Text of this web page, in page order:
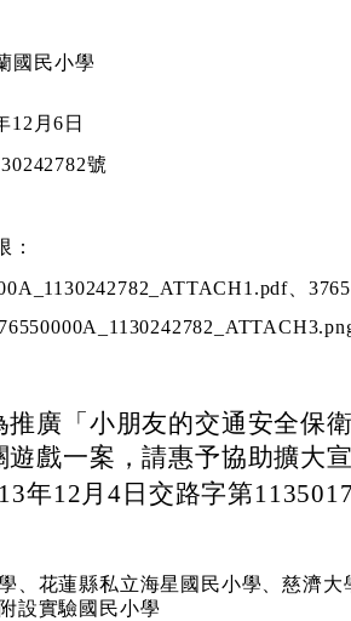
國民小學
12月6日
號
：
、
推廣「小朋友的交通安全保
戲一案，請惠予協助擴大宣
年12月4日交路字第
、花蓮縣私立海星國民小學、慈濟大
設實驗國民小學